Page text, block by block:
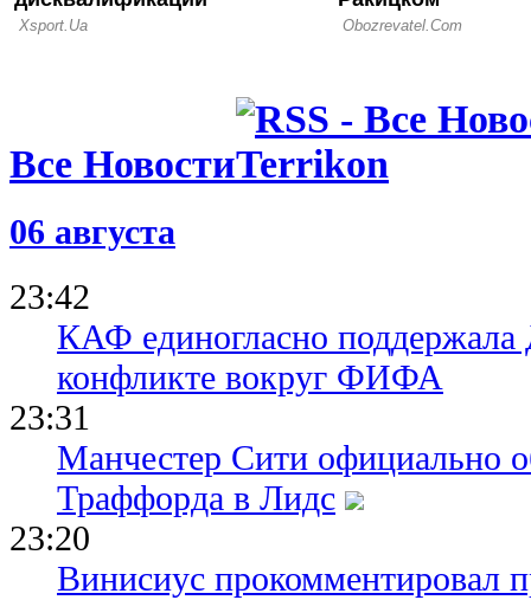
Все Новости
06 августа
23:42
КАФ единогласно
конфликте вокруг ФИФА
23:31
Манчестер Сити официально
Траффорда в Лидс
23:20
Винисиус прокомментировал